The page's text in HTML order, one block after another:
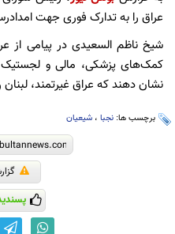
عراق را به تدارک فوری جهت
شیخ ناظم السعیدی در پیامی از
کمک‌های پزشکی، مالی و لجستیک
نشان دهند که عراق غیرتمند،
برچسب ها: نجبا ، شیعیان